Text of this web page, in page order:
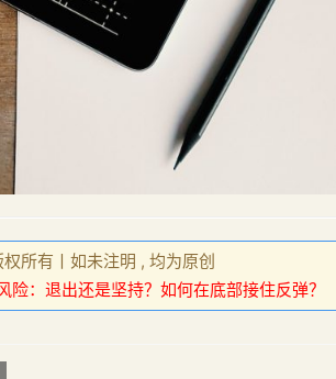
所有丨如未注明 , 均为原创
险：退出还是坚持？如何在底部接住反弹？